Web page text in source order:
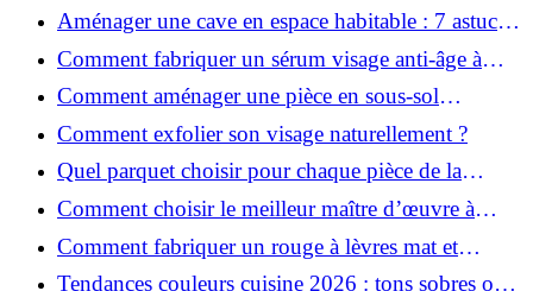
budget et matériaux ?
Aménager une cave en espace habitable : 7 astuces
essentielles
Comment fabriquer un sérum visage anti-âge à
l'huile de rose musquée ?
Comment aménager une pièce en sous-sol
efficacement ?
Comment exfolier son visage naturellement ?
Quel parquet choisir pour chaque pièce de la
maison ?
Comment choisir le meilleur maître d’œuvre à
Grenoble en 2026 ?
Comment fabriquer un rouge à lèvres mat et
hydratant fait maison ?
Tendances couleurs cuisine 2026 : tons sobres ou